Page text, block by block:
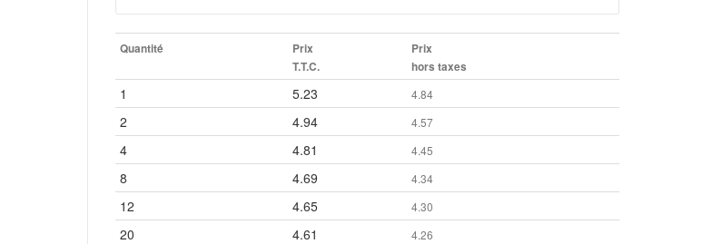
Quantité
Prix
T.T.C.
Prix
hors taxes
1 5.23 4.84
2 4.94 4.57
4 4.81 4.45
8 4.69 4.34
12 4.65 4.30
20 4.61
4.26